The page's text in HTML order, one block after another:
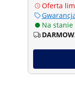
Oferta
Na stanie